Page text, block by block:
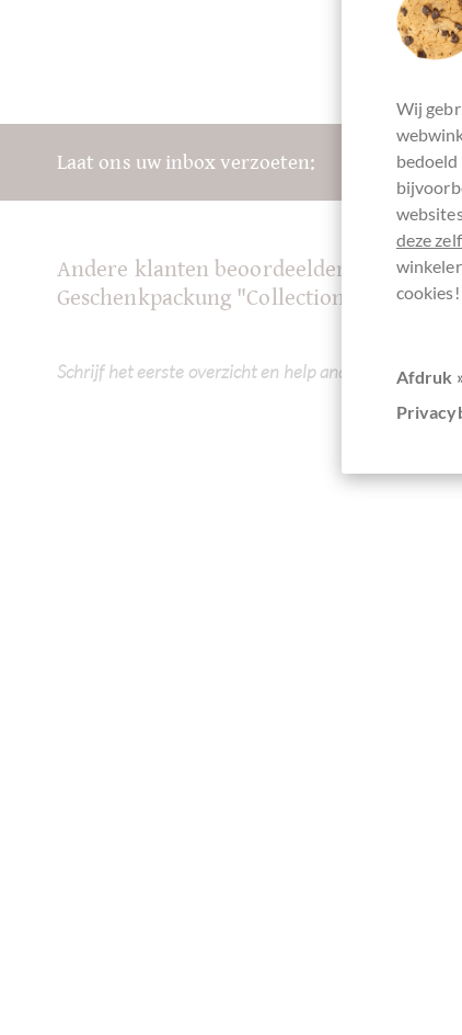
Laat ons uw inbox verzoeten:
Andere klanten beoordeelden Pralinen-
Geschenkpackung "Collection Paques"
Schrijf het eerste overzicht en help andere klanten.
Wij
bedoeld
deze
cookies!
Afdruk